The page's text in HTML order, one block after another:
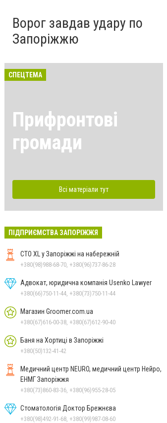
Ворог завдав удару по
Запоріжжю
СПЕЦТЕМА
Прифронтові
громади
Всі матеріали тут
ПІДПРИЄМСТВА ЗАПОРІЖЖЯ
СТО XL у Запоріжжі на набережній
+380(98)988-68-70, +380(96)737-86-28
Адвокат, юридична компанія Usenko Lawyer
+380(66)750-11-44, +380(73)750-11-44
Магазин Groomer.com.ua
+380(67)616-00-38, +380(67)612-90-40
Баня на Хортиці в Запоріжжі
+380(50)132-41-42
Медичний центр NEURO, медичний центр Нейро,
ЕНМГ Запоріжжя
+380(73)860-83-36, +380(96)955-28-05
Стоматологія Доктор Брежнєва
+380(98)492-91-68, +380(99)987-08-60